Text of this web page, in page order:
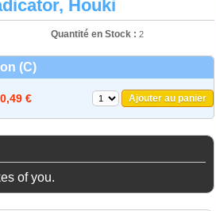
Houki
Quantité en Stock : 2
(C)
0,49 € Ajouter au panier
of you.